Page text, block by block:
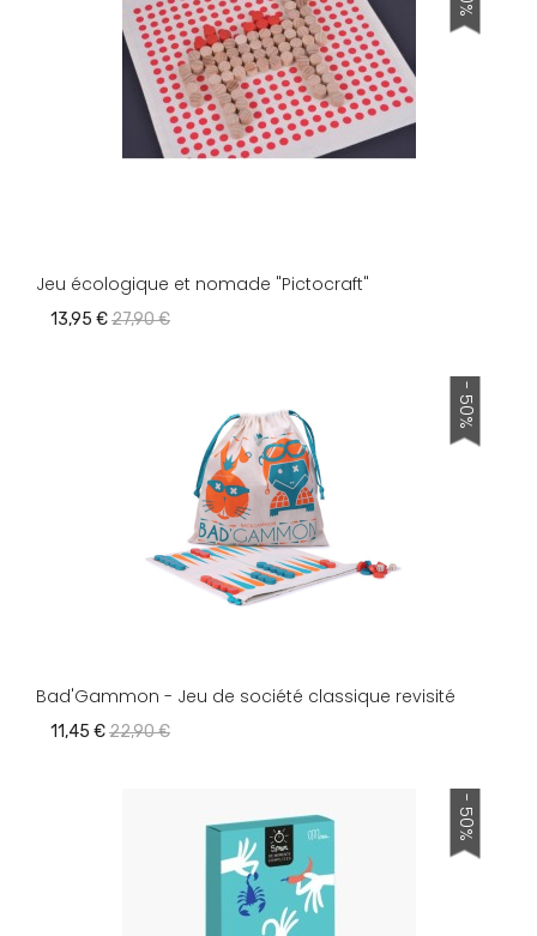
Jeu écologique et nomade "Pictocraft"
13,95 €27,90 €
- 50%
Bad'Gammon - Jeu de société classique revisité
11,45 €22,90 €
- 50%